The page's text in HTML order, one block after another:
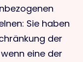
Sie haben
der
eine der